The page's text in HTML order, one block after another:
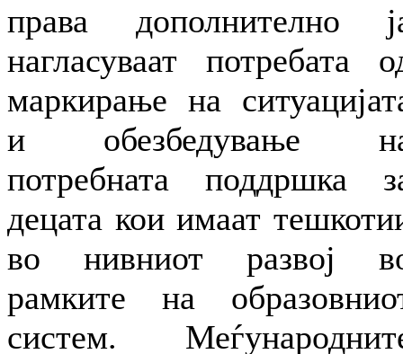
права дополнително
нагласуваат потребата
маркирање на
и обезбедување
потребната поддршка
децата кои имаат
во нивниот развој
рамките на
систем.